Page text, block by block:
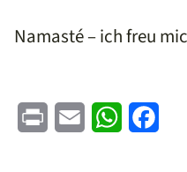
Namasté – ich freu
Print Email WhatsApp